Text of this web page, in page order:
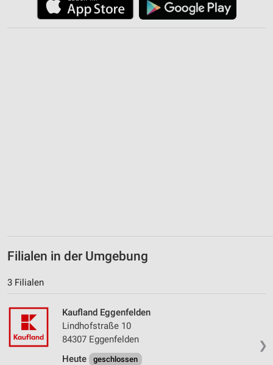
Filialen in der Umgebung
3 Filialen
❯
Kaufland Eggenfelden
Lindhofstraße 10
84307 Eggenfelden
Heute
geschlossen
IAB-Besonderheiten: